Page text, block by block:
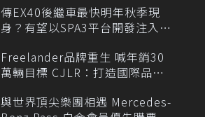
傳EX40後繼車最快明年秋季現
身？有望以SPA3平台開發注入80
Freelander品牌重生 喊年銷30
萬輛目標 CJLR：打造國際品牌
與世界頂尖樂團相遇 Mercedes-